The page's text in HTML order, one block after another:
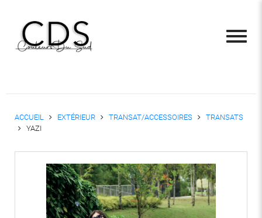
ACCUEIL EXTÉRIEUR TRANSAT/ACCESSOIRES
TRANSATS
YAZI